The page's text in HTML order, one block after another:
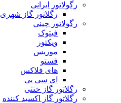
رگولاتور ایرانی
رگلاتور گاز شهری
رگولاتور چینی
فیتوک
ویکتور
موریس
فستو
های فلاکس
ای سی یی
رگلاتور گاز خنثی
رگلاتور گاز اکسید کننده